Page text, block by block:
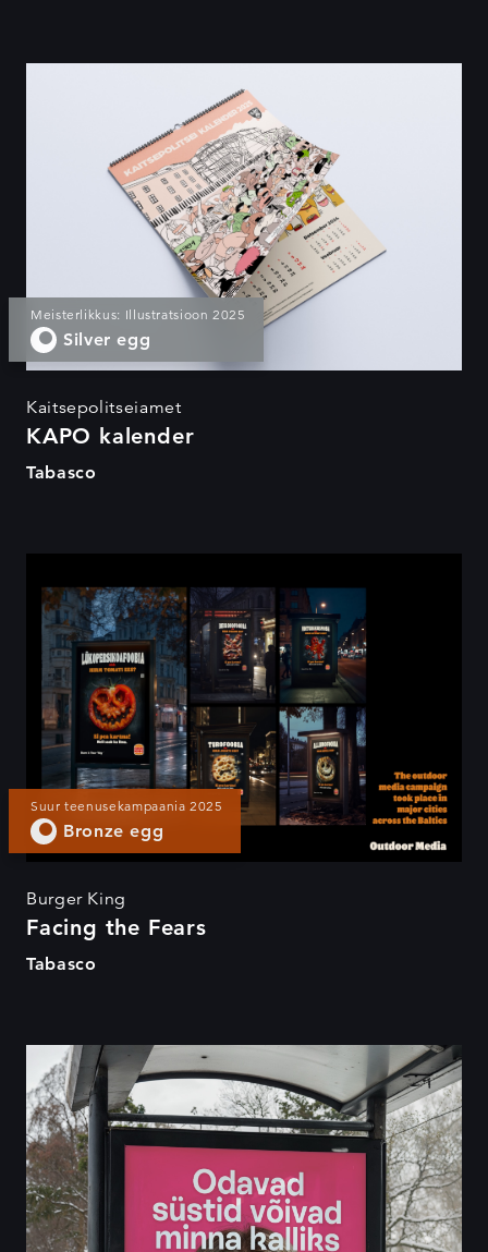
Meisterlikkus: Illustratsioon 2025
Silver egg
Kaitsepolitseiamet
KAPO kalender
Tabasco
Suur teenusekampaania 2025
Bronze egg
Burger King
Facing the Fears
Tabasco
Odavad süstid